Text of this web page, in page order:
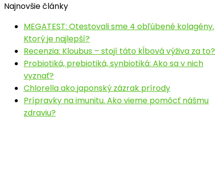
Najnovšie články
MEGATEST: Otestovali sme 4 obľúbené kolagény.
Ktorý je najlepší?
Recenzia: Kloubus – stojí táto kĺbová výživa za to?
Probiotiká, prebiotiká, synbiotiká: Ako sa v nich
vyznať?
Chlorella ako japonský zázrak prírody
Prípravky na imunitu. Ako vieme pomôcť nášmu
zdraviu?